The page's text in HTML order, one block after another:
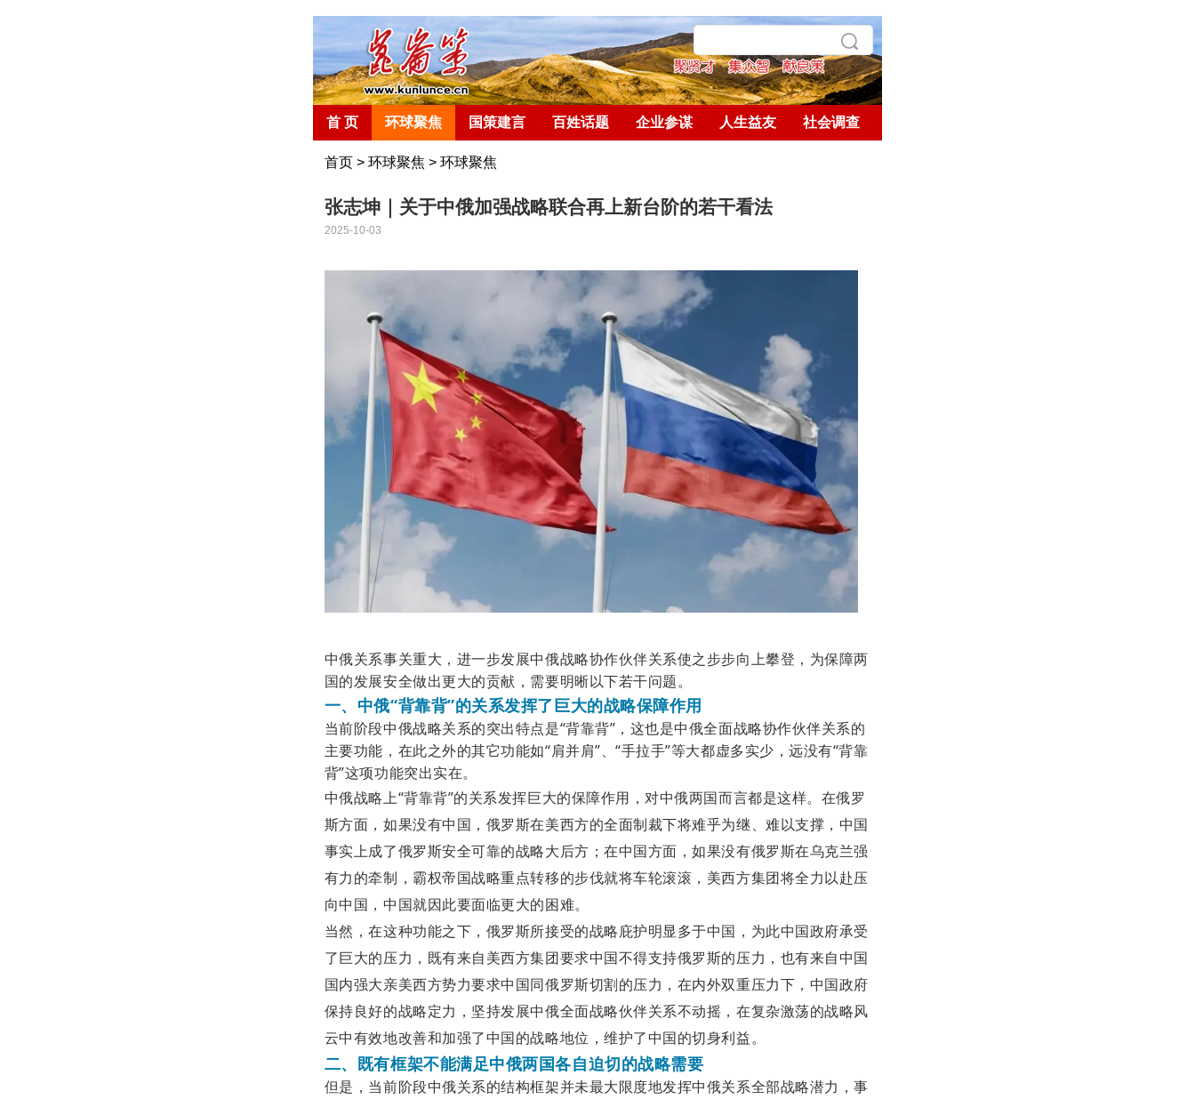
首 页 环球聚焦 国策建言 百姓话题 企业参谋 人生益友 社会调查
首页> 环球聚焦 > 环球聚焦
张志坤｜关于中俄加强战略联合再上新台阶的若干看法
2025-10-03
中俄关系事关重大，进一步发展中俄战略协作伙伴关系使之步步向上攀登，为保障两
国的发展安全做出更大的贡献，需要明晰以下若干问题。
一、中俄“背靠背”的关系发挥了巨大的战略保障作用
当前阶段中俄战略关系的突出特点是“背靠背”，这也是中俄全面战略协作伙伴关系的
主要功能，在此之外的其它功能如“肩并肩”、“手拉手”等大都虚多实少，远没有“背靠
背”这项功能突出实在。
中俄战略上“背靠背”的关系发挥巨大的保障作用，对中俄两国而言都是这样。在俄罗
斯方面，如果没有中国，俄罗斯在美西方的全面制裁下将难乎为继、难以支撑，中国
事实上成了俄罗斯安全可靠的战略大后方；在中国方面，如果没有俄罗斯在乌克兰强
有力的牵制，霸权帝国战略重点转移的步伐就将车轮滚滚，美西方集团将全力以赴压
向中国，中国就因此要面临更大的困难。
当然，在这种功能之下，俄罗斯所接受的战略庇护明显多于中国，为此中国政府承受
了巨大的压力，既有来自美西方集团要求中国不得支持俄罗斯的压力，也有来自中国
国内强大亲美西方势力要求中国同俄罗斯切割的压力，在内外双重压力下，中国政府
保持良好的战略定力，坚持发展中俄全面战略伙伴关系不动摇，在复杂激荡的战略风
云中有效地改善和加强了中国的战略地位，维护了中国的切身利益。
二、既有框架不能满足中俄两国各自迫切的战略需要
但是，当前阶段中俄关系的结构框架并未最大限度地发挥中俄关系全部战略潜力，事